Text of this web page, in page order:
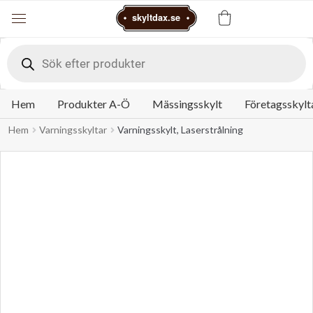
skyltdax.se
search
Hem Produkter A-Ö Mässingsskylt
Hem Varningsskyltar Varningsskylt, Laserstrålning